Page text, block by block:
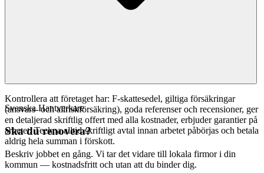
Kontrollera att företaget har: F-skattesedel, giltiga försäkringar
(ansvars- och allriskförsäkring), goda referenser och recensioner, ger
en detaljerad skriftlig offert med alla kostnader, erbjuder garantier på
arbetet. Teckna alltid skriftligt avtal innan arbetet påbörjas och betala
aldrig hela summan i förskott.
Svenska Hantverkare
Ska du renovera?
Beskriv jobbet en gång. Vi tar det vidare till lokala firmor i din
kommun — kostnadsfritt och utan att du binder dig.